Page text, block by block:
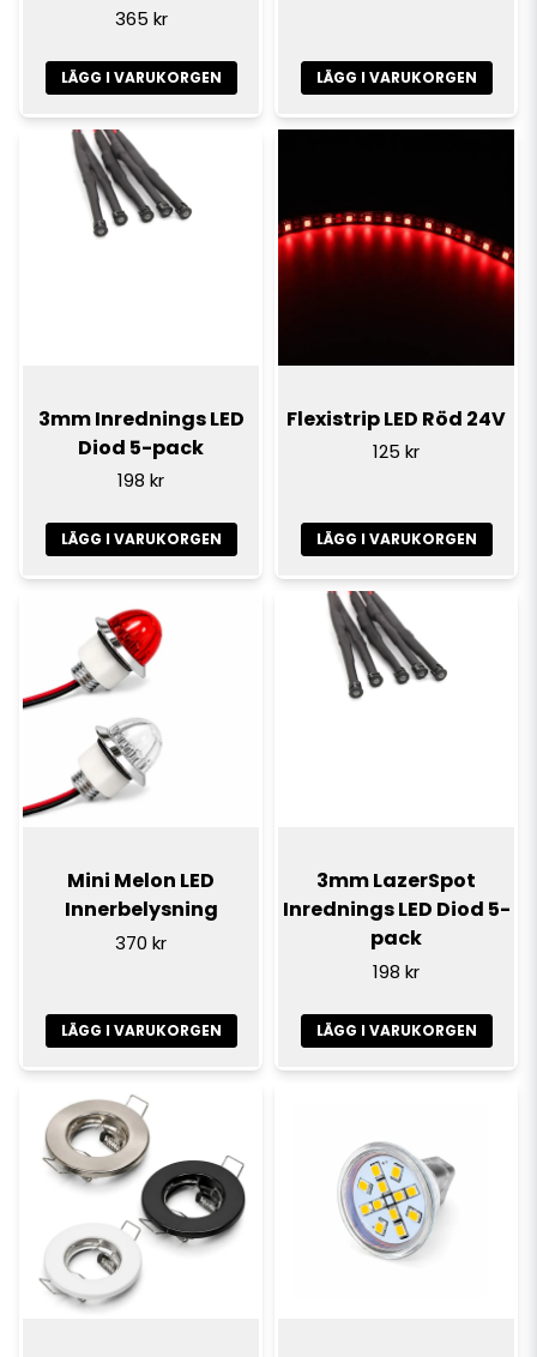
365 kr
LÄGG I VARUKORGEN LÄGG I VARUKORGEN
3mm Inrednings LED
Diod 5-pack
198 kr
LÄGG I VARUKORGEN
Flexistrip LED Röd 24V
125 kr
LÄGG I VARUKORGEN
Mini Melon LED
Innerbelysning
370 kr
LÄGG I VARUKORGEN
3mm LazerSpot
Inrednings LED Diod 5-
pack
198 kr
LÄGG I VARUKORGEN